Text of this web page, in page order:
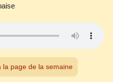
la page de la semaine